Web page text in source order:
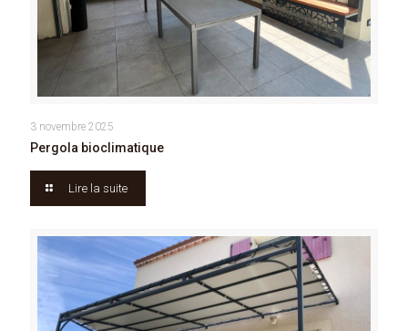
3 novembre 2025
Pergola bioclimatique
Lire la suite